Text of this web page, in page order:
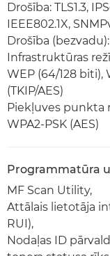
Drošība: TLS1.3,
IEEE802.1X,
Drošība (bezvadu):
Infrastruktūras
WEP (64/128 biti),
(TKIP/AES)
Piekļuves punkta
WPA2-PSK (AES)
Programmatūra
MF Scan Utility,
Attālais lietotāja
RUI),
Nodaļas ID